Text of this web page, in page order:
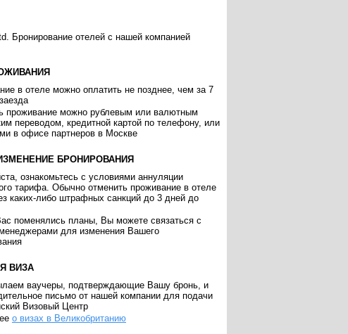
Бронирование отелей с нашей компанией
в отеле можно оплатить не позднее, чем за 7
проживание можно рублевым или валютным
переводом, кредитной картой по телефону, или
в офисе партнеров в Москве
БРОНИРОВАНИЯ
ознакомьтесь с условиями аннуляции
тарифа. Обычно отменить проживание в отеле
каких-либо штрафных санкций до 3 дней до
поменялись планы, Вы можете связаться с
для изменения Вашего
ВИЗА
ваучеры, подтверждающие Вашу бронь, и
письмо от нашей компании для подачи
Визовый Центр
о визах в Великобританию